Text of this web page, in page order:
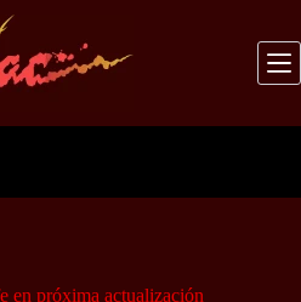
en próxima actualización